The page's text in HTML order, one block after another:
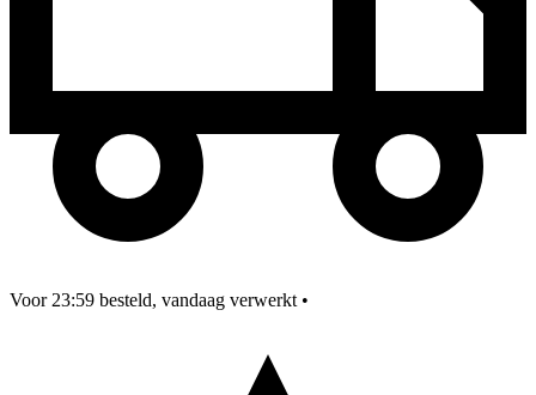
Voor 23:59 besteld, vandaag verwerkt •